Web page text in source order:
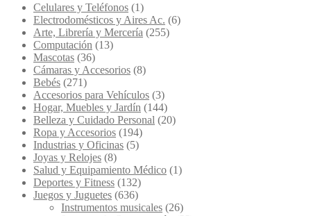
Celulares y Teléfonos (1)
Electrodomésticos y Aires Ac. (6)
Arte, Librería y Mercería (255)
Computación (13)
Mascotas (36)
Cámaras y Accesorios (8)
Bebés (271)
Accesorios para Vehículos (3)
Hogar, Muebles y Jardín (144)
Belleza y Cuidado Personal (20)
Ropa y Accesorios (194)
Industrias y Oficinas (5)
Joyas y Relojes (8)
Salud y Equipamiento Médico (1)
Deportes y Fitness (132)
Juegos y Juguetes (636)
Instrumentos musicales (26)